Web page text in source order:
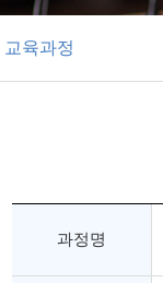
교육과정
과정명